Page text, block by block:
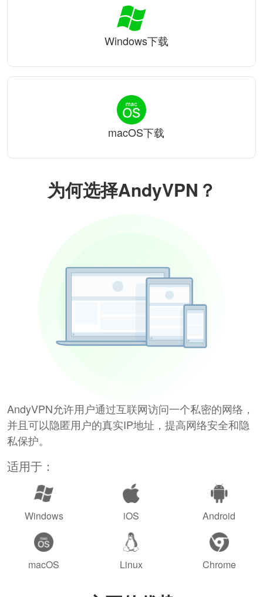
为何选择AndyVPN？
AndyVPN允许用户通过互联网访问一个私密的网络，
并且可以隐匿用户的真实IP地址，提高网络安全和隐
私保护。
适用于：
Windows iOS Android
macOS Linux Chrome
Windows下载
macOS下载